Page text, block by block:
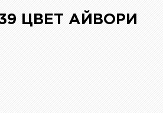
ЦВЕТ АЙВОРИ